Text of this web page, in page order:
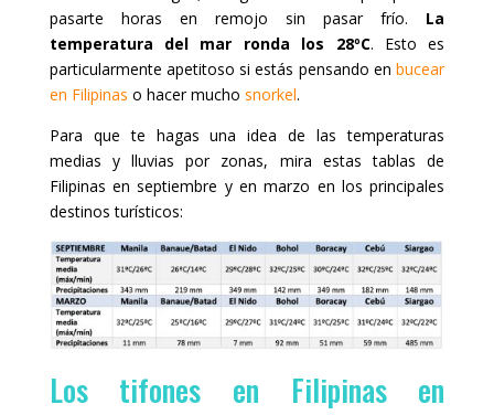
pasarte horas en remojo sin pasar frío. La
temperatura del mar ronda los 28ºC. Esto es
particularmente apetitoso si estás pensando enbucear
en Filipinas o hacer mucho snorkel.
Para que te hagas una idea de las temperaturas
medias y lluvias por zonas, mira estas tablas de
Filipinas en septiembre y en marzo en los principales
destinos turísticos:
Los tifones en Filipinas en